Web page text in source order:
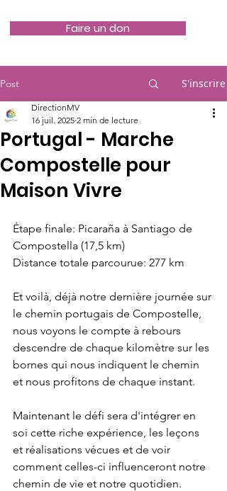
Faire un don
Post S'inscrire
Portugal - Marche
Compostelle pour
Maison Vivre
DirectionMV
16 juil. 2025 2 min de lecture
Étape finale: Picaraña à Santiago de
Compostella (17,5 km)
Distance totale parcourue: 277 km
Et voilà, déjà notre dernière journée sur
le chemin portugais de Compostelle,
nous voyons le compte à rebours
descendre de chaque kilomètre sur les
bornes qui nous indiquent le chemin
et nous profitons de chaque instant.
Maintenant le défi sera d'intégrer en
soi cette riche expérience, les leçons
et réalisations vécues et de voir
comment celles-ci influenceront notre
chemin de vie et notre quotidien.